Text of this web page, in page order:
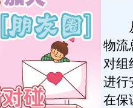
从
物流
对组
进行
在保